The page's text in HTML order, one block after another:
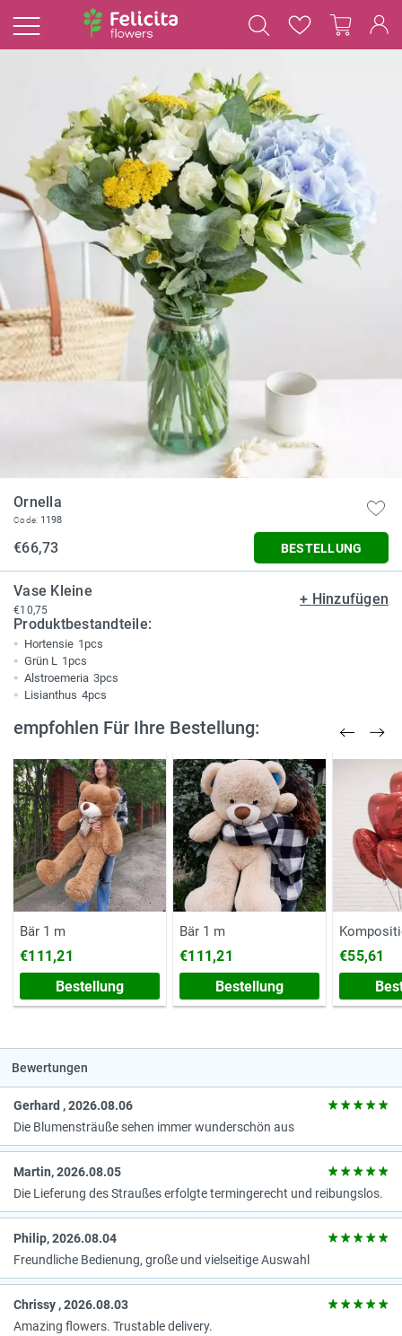
Ornella
Code: 1198
€66,73 BESTELLUNG
Vase Kleine
€10,75
+ Hinzufügen
Produktbestandteile:
Hortensie 1pcs
Grün L 1pcs
Alstroemeria 3pcs
Lisianthus 4pcs
empfohlen Für Ihre Bestellung:
Bär 1 m
€111,21
Bestellung
Bär 1 m
€111,21
Bestellung
€55,61
Bewertungen
Gerhard , 2026.08.06
Die Blumensträuße sehen immer wunderschön aus
Martin, 2026.08.05
Die Lieferung des Straußes erfolgte termingerecht und reibungslos.
Philip, 2026.08.04
Freundliche Bedienung, große und vielseitige Auswahl
Chrissy , 2026.08.03
Amazing flowers. Trustable delivery.